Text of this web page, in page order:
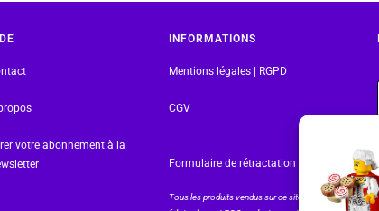
votre abonnement à la
INFORMATIONS
Mentions légales | RGPD
CGV
Formulaire de rétractation
Tous les produits vendus sur ce site sont